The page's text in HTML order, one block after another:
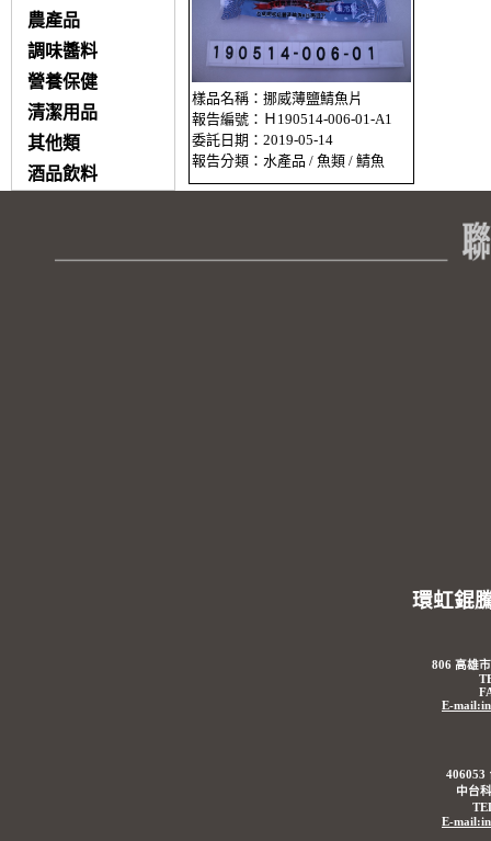
農產品
調味醬料
營養保健
清潔用品
其他類
酒品飲料
樣品名稱：挪威薄鹽鯖魚片
報告編號：Ｈ190514-006-01-A1
委託日期：2019-05-14
報告分類：水產品 / 魚類 / 鯖魚
環虹錕
806 高雄
E-
406053
中台
E-